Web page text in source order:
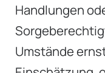
Handlungen
Umstände